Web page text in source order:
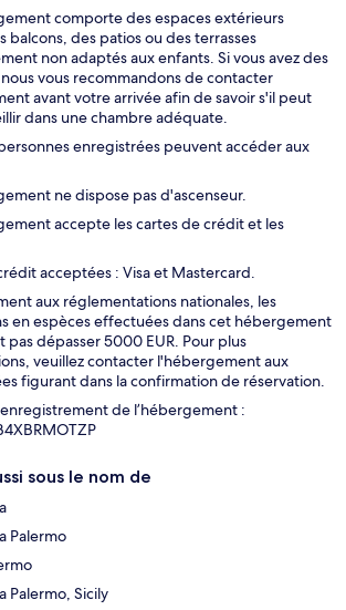
comporte des espaces extérieurs
balcons, des patios ou des terrasses
non adaptés aux enfants. Si vous avez des
vous recommandons de contacter
avant votre arrivée afin de savoir s'il peut
dans une chambre adéquate.
enregistrées peuvent accéder aux
ne dispose pas d'ascenseur.
accepte les cartes de crédit et les
acceptées : Visa et Mastercard.
aux réglementations nationales, les
en espèces effectuées dans cet hébergement
pas dépasser 5000 EUR. Pour plus
veuillez contacter l'hébergement aux
figurant dans la confirmation de réservation.
de l’hébergement :
sous le nom de
Palermo
Palermo, Sicily